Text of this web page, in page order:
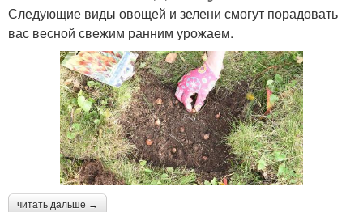
Следующие виды овощей и зелени смогут порадовать
вас весной свежим ранним урожаем.
читать дальше →